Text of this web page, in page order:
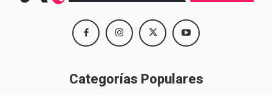
Categorías Populares